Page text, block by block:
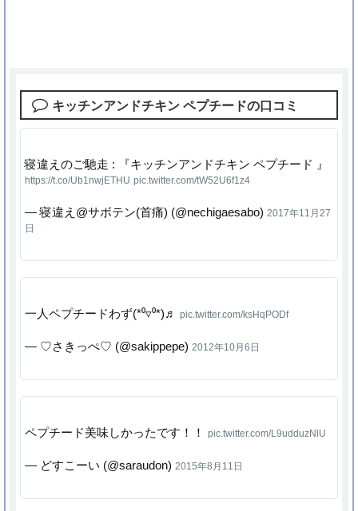
キッチンアンドチキン ペプチードの口コミ
寝違えのご馳走 : 『キッチンアンドチキン ペプチード 』
https://t.co/Ub1nwjETHU pic.twitter.com/tW52U6f1z4
— 寝違え@サボテン(首痛) (@nechigaesabo)2017年11月27
日
一人ペプチードわず(*⁰▿⁰*)♬pic.twitter.com/ksHqPODf
— ♡さきっぺ♡ (@sakippepe)2012年10月6日
ペプチード美味しかったです！！pic.twitter.com/L9udduzNlU
— どすこーい (@saraudon)2015年8月11日